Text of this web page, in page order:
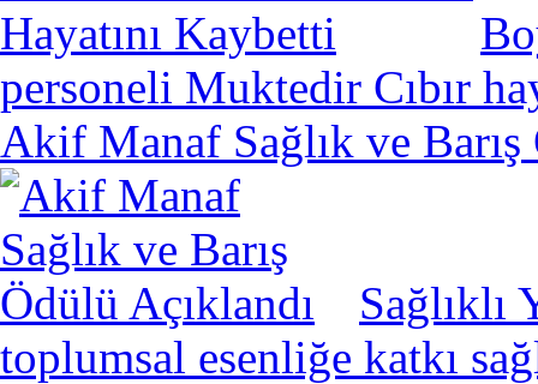
personeli Muktedir Cıbır
Akif Manaf Sağlık ve Barış
Sağlıklı
toplumsal esenliğe katkı